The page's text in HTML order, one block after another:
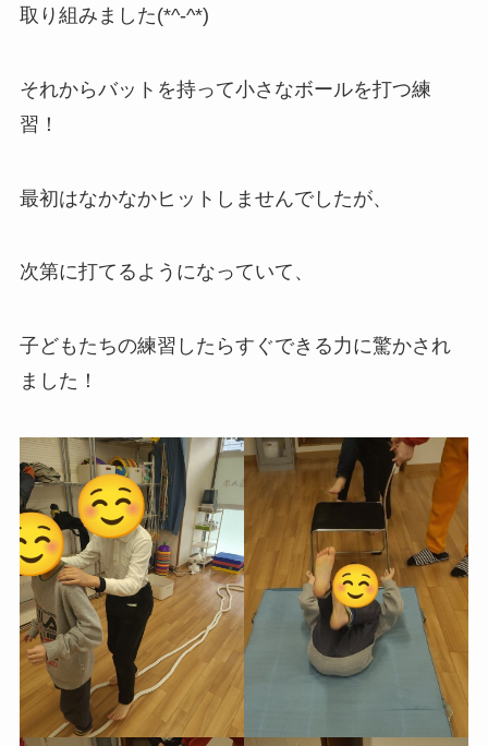
取り組みました(*^-^*)
それからバットを持って小さなボールを打つ練
習！
最初はなかなかヒットしませんでしたが、
次第に打てるようになっていて、
子どもたちの練習したらすぐできる力に驚かされ
ました！